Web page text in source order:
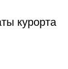
курорта